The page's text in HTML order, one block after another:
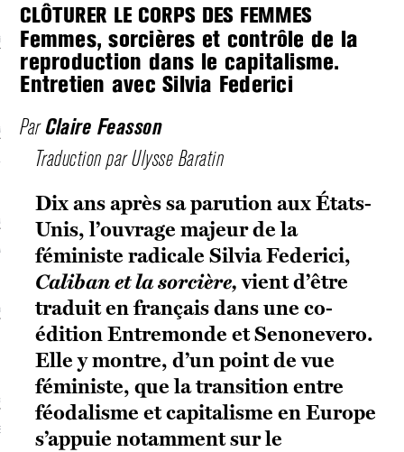
DE BASE
et politique
CONTINU
LGBTQI
AU SOLEIL
luttes sociales
VAGUES
CLÔTURER LE CORPS DES FEMMES
Femmes, sorcières et contrôle de la
reproduction dans le capitalisme.
Entretien avec Silvia Federici
ParClaire Feasson
Traduction par Ulysse Baratin
Dix ans après sa parution aux États-
Unis, l’ouvrage majeur de la
féministe radicale Silvia Federici,
Caliban et la sorcière,vient d’être
traduit en français dans une co-
édition Entremonde et Senonevero.
Elle y montre, d’un point de vue
féministe, que la transition entre
féodalisme et capitalisme en Europe
s’appuie notamment sur le